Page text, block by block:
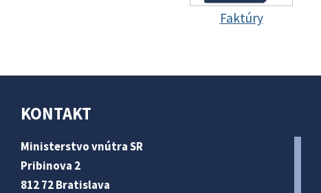
Faktúry
KONTAKT
Ministerstvo vnútra SR
Pribinova 2
812 72 Bratislava